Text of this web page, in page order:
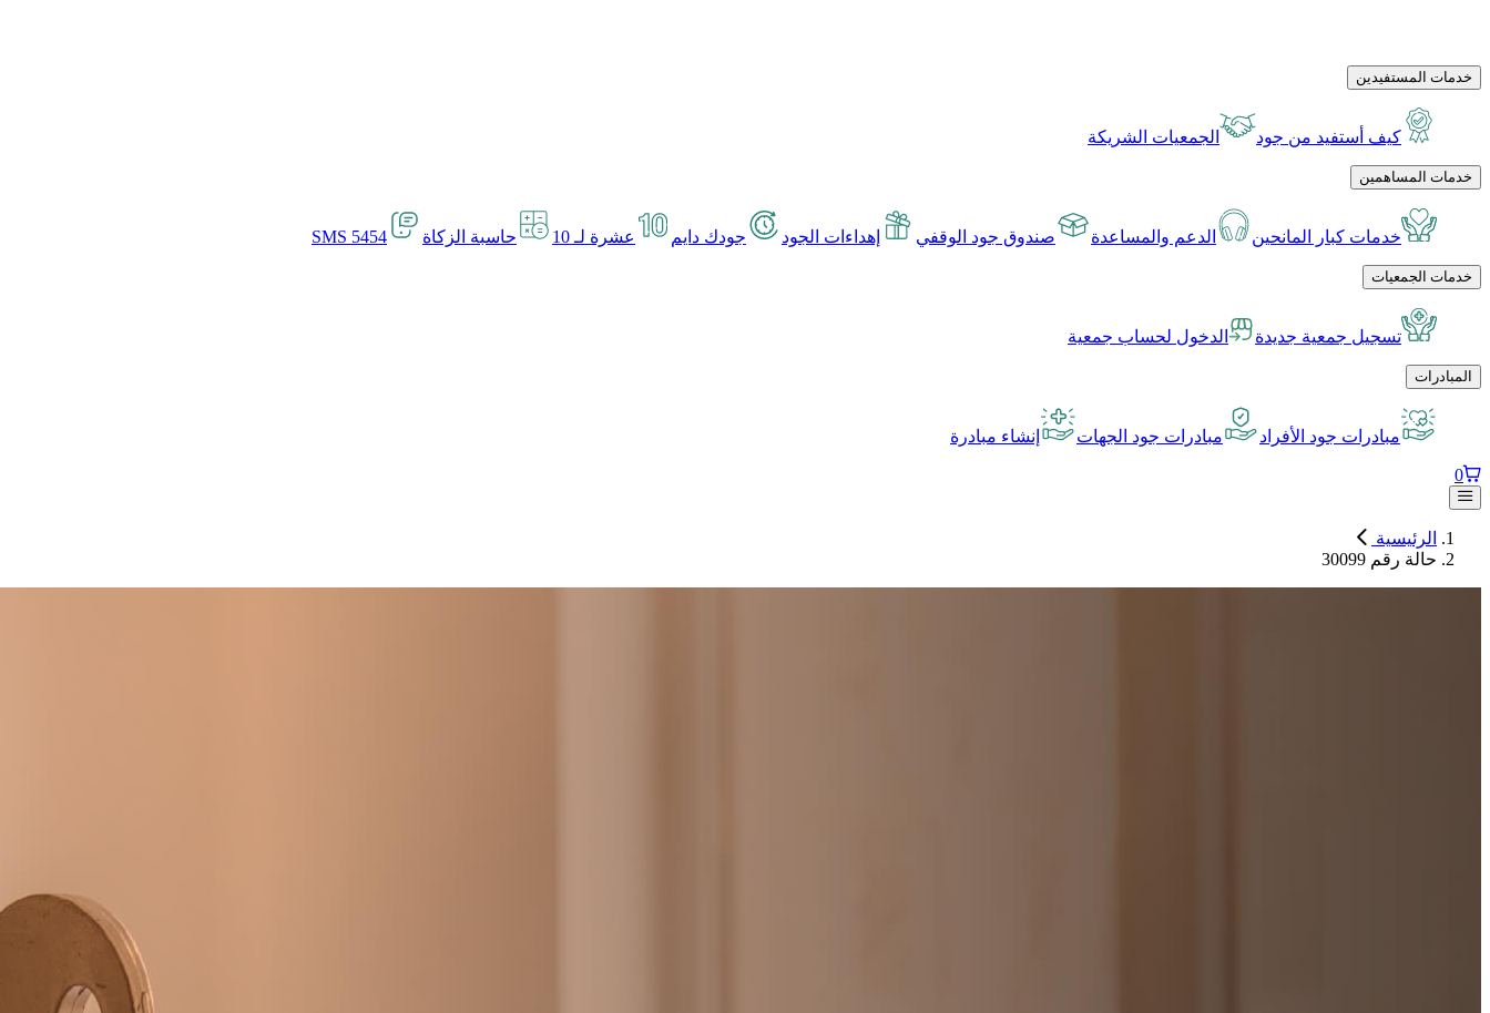
خدمات المستفيدين
كيف أستفيد من جود الجمعيات الشريكة
خدمات المساهمين
خدمات كبار المانحين الدعم والمساعدة صندوق جود الوقفي إهداءات الجود جودك دايم عشرة لـ 10 حاسبة الزكاة SMS 5454
خدمات الجمعيات
تسجيل جمعية جديدة الدخول لحساب جمعية
المبادرات
مبادرات جود الأفراد مبادرات جود الجهات إنشاء مبادرة
0
الرئيسية
حالة رقم 30099